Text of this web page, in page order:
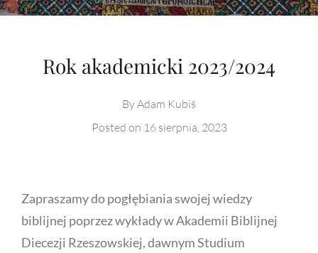
Rok akademicki 2023/2024
ByAdam Kubiś
Posted on 16 sierpnia, 2023
Zapraszamy do pogłębiania swojej wiedzy
biblijnej poprzez wykłady w Akademii Biblijnej
Diecezji Rzeszowskiej, dawnym Studium